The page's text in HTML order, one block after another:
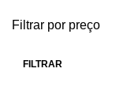
Filtrar por preço
FILTRAR